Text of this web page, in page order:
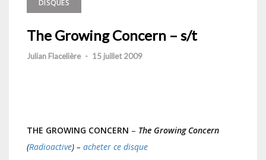
DISQUES
The Growing Concern – s/t
Julian Flacelière - 15 juillet 2009
THE GROWING CONCERN – The Growing Concern
(Radioactive) – acheter ce disque